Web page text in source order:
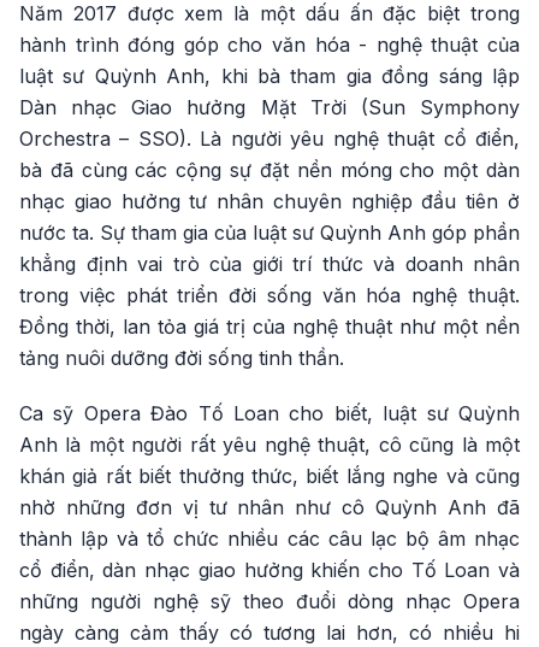
Năm 2017 được xem là một dấu ấn đặc biệt trong
hành trình đóng góp cho văn hóa - nghệ thuật của
luật sư Quỳnh Anh, khi bà tham gia đồng sáng lập
Dàn nhạc Giao hưởng Mặt Trời (Sun Symphony
Orchestra – SSO). Là người yêu nghệ thuật cổ điển,
bà đã cùng các cộng sự đặt nền móng cho một dàn
nhạc giao hưởng tư nhân chuyên nghiệp đầu tiên ở
nước ta. Sự tham gia của luật sư Quỳnh Anh góp phần
khẳng định vai trò của giới trí thức và doanh nhân
trong việc phát triển đời sống văn hóa nghệ thuật.
Đồng thời, lan tỏa giá trị của nghệ thuật như một nền
tảng nuôi dưỡng đời sống tinh thần.
Ca sỹ Opera Đào Tố Loan cho biết, luật sư Quỳnh
Anh là một người rất yêu nghệ thuật, cô cũng là một
khán giả rất biết thưởng thức, biết lắng nghe và cũng
nhờ những đơn vị tư nhân như cô Quỳnh Anh đã
thành lập và tổ chức nhiều các câu lạc bộ âm nhạc
cổ điển, dàn nhạc giao hưởng khiến cho Tố Loan và
những người nghệ sỹ theo đuổi dòng nhạc Opera
ngày càng cảm thấy có tương lai hơn, có nhiều hi